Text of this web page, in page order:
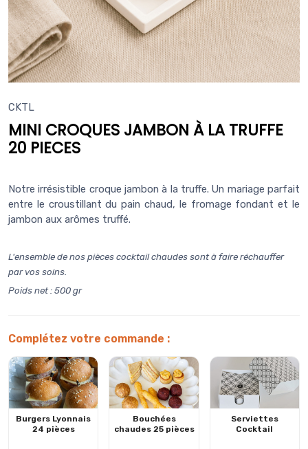
CKTL
MINI CROQUES JAMBON À LA TRUFFE
20 PIECES
Notre irrésistible croque jambon à la truffe. Un mariage parfait
entre le croustillant du pain chaud, le fromage fondant et le
jambon aux arômes truffé.
L'ensemble de nos pièces cocktail chaudes sont à faire réchauffer
par vos soins.
Poids net : 500 gr
Complétez votre commande :
Burgers Lyonnais
24 pièces
Bouchées
chaudes 25 pièces
Serviettes
Cocktail